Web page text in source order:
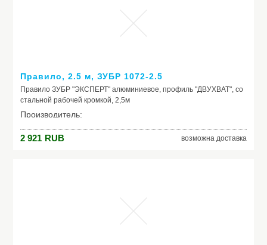
Правило, 2.5 м, ЗУБР 1072-2.5
Правило ЗУБР "ЭКСПЕРТ" алюминиевое, профиль "ДВУХВАТ", со
стальной рабочей кромкой, 2,5м
Производитель:
2 921 RUB возможна доставка